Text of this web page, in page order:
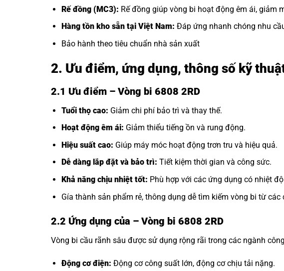
Rế đồng (MC3): Rế đồng giúp vòng bi hoạt động êm ái, giảm
Hàng tồn kho sẵn tại Việt Nam: Đáp ứng nhanh chóng nhu
Bảo hành theo tiêu chuẩn nhà sản xuất
2. Ưu điểm, ứng dụng, thông số kỹ
2.1 Ưu điểm – Vòng bi 6808 2RD
Tuổi thọ cao: Giảm chi phí bảo trì và thay thế.
Hoạt động êm ái: Giảm thiểu tiếng ồn và rung động.
Hiệu suất cao: Giúp máy móc hoạt động trơn tru và hiệu quả.
Dễ dàng lắp đặt và bảo trì: Tiết kiệm thời gian và công sức.
Khả năng chịu nhiệt tốt: Phù hợp với các ứng dụng có nhiệt
Gía thành sản phẩm rẻ, thông dụng dễ tìm kiếm vòng bi từ
2.2 Ứng dụng của – Vòng bi 6808 2RD
Vòng bi cầu rãnh sâu được sử dụng rộng rãi trong các ngành
Động cơ điện: Động cơ công suất lớn, động cơ chịu tải nặng.